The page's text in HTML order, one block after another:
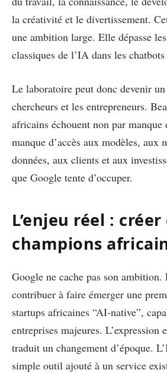
la créativité et le divertissement.
une ambition large. Elle dépasse
classiques de l’IA dans les
Le laboratoire peut donc devenir
chercheurs et les entrepreneurs.
africains échouent non par manque
manque d’accès aux modèles, aux
données, aux clients et aux
que Google tente d’occuper.
L’enjeu réel : créer
champions
Google ne cache pas son
contribuer à faire émerger une
startups africaines “AI-native”,
entreprises majeures. L’expression
traduit un changement d’époque.
simple outil ajouté à un service